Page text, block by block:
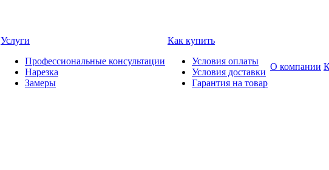
Услуги
Профессиональные консультации
Нарезка
Замеры
Как купить
Условия оплаты
Условия доставки
Гарантия на товар
О компании